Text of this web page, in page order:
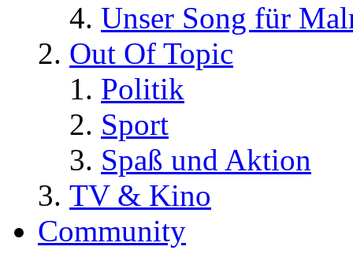
Unser Song für
Out Of Topic
Politik
Sport
Spaß und Aktion
TV & Kino
Community